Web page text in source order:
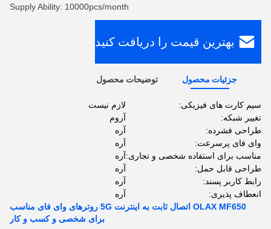
Supply Ability: 10000pcs/month
بهترین قیمت را دریافت کنید
جزئیات محصول توضیحات محصول
سیم کارت های فیزیکی:
لازم نیست
تغییر شبکه:
آروم
طراحی فشرده:
آره
وای فای پرسرعت:
آره
مناسب برای استفاده شخصی و تجاری:آره
طراحی قابل حمل:
آره
رابط کاربر پسند:
آره
انعطاف پذیری:
آره
OLAX MF650 اتصال ثابت به اینترنت 5G روترهای وای فای مناسب
برای شخصی و کسب و کار